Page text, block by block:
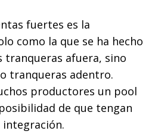
fuertes es la
como la que se ha hecho
tranqueras afuera, sino
tranqueras adentro.
productores un pool
de que tengan
integración.